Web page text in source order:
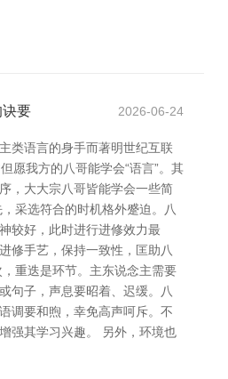
要 2026-06-24
类语言的身手而著明世纪互联
愿我方的八哥能学会“语言”。其
，大大宗八哥皆能学会一些简
采选符合的时机格外蹙迫。八
较好，此时进行进修效力最
修手艺，保持一致性，匡助八
重迭是环节。主东说念主需要
句子，声息要昭着、迟缓。八
调要和煦，幸免高声呵斥。不
强其学习兴趣。 另外，环境也